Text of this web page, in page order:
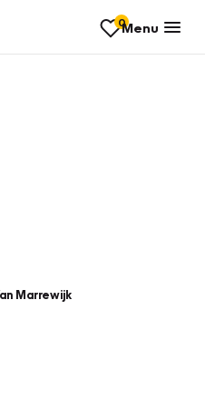
0Menu
Marrewijk